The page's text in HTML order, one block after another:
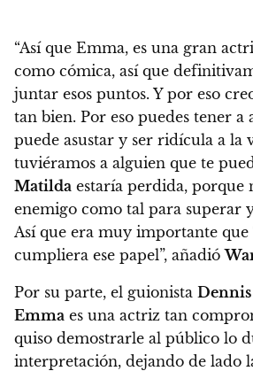
“Así que Emma, es una gran
como cómica, así que
juntar esos puntos. Y por eso
tan bien. Por eso puedes tener a
puede asustar y ser ridícula a la
tuviéramos a alguien que te
Matilda estaría perdida, porque
enemigo como tal para superar
Así que era muy importante que
cumpliera ese papel”, añadió
Por su parte, el guionista
Emma es una actriz tan
quiso demostrarle al público lo
interpretación, dejando de lado